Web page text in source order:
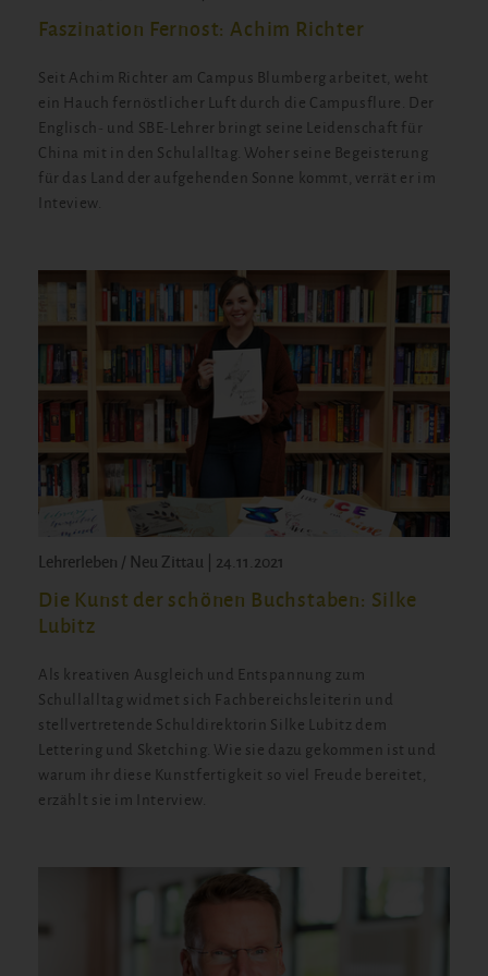
Faszination Fernost: Achim Richter
Seit Achim Richter am Campus Blumberg arbeitet, weht
ein Hauch fernöstlicher Luft durch die Campusflure. Der
Englisch- und SBE-Lehrer bringt seine Leidenschaft für
China mit in den Schulalltag. Woher seine Begeisterung
für das Land der aufgehenden Sonne kommt, verrät er im
Inteview.
Lehrerleben / Neu Zittau | 24.11.2021
Die Kunst der schönen Buchstaben: Silke
Lubitz
Als kreativen Ausgleich und Entspannung zum
Schullalltag widmet sich Fachbereichsleiterin und
stellvertretende Schuldirektorin Silke Lubitz dem
Lettering und Sketching. Wie sie dazu gekommen ist und
warum ihr diese Kunstfertigkeit so viel Freude bereitet,
erzählt sie im Interview.